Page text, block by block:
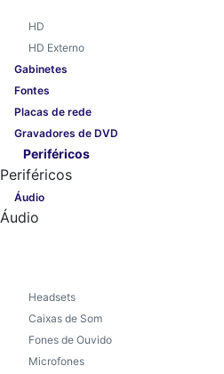
HD
HD Externo
Gabinetes
Fontes
Placas de rede
Gravadores de DVD
Periféricos
Periféricos
Áudio
Áudio
Headsets
Caixas de Som
Fones de Ouvido
Microfones